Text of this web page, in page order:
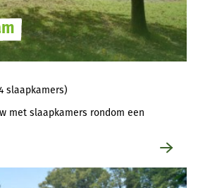
slaapkamers)
met slaapkamers rondom een